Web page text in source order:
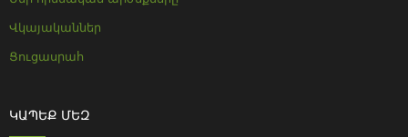
Վկայականներ
Ցուցասրահ
ԿԱՊԵՔ ՄԵԶ